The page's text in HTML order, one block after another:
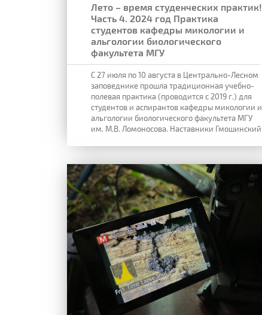
Лето – время студенческих практик!
Часть 4. 2024 год Практика
студентов кафедры микологии и
альгологии биологического
факультета МГУ
С 27 июля по 10 августа в Центрально-Лесном
заповеднике прошла традиционная учебно-
полевая практика (проводится с 2019 г.) для
студентов и аспирантов кафедры микологии и
альгологии биологического факультета МГУ
им. М.В. Ломоносова. Наставники Гмошинский